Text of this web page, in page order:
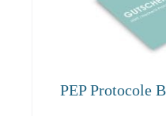
PEP Protocole